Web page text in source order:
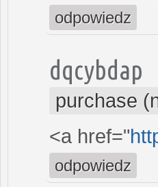
odpowiedz
dqcybdap
purchase
<a href="
odpowiedz